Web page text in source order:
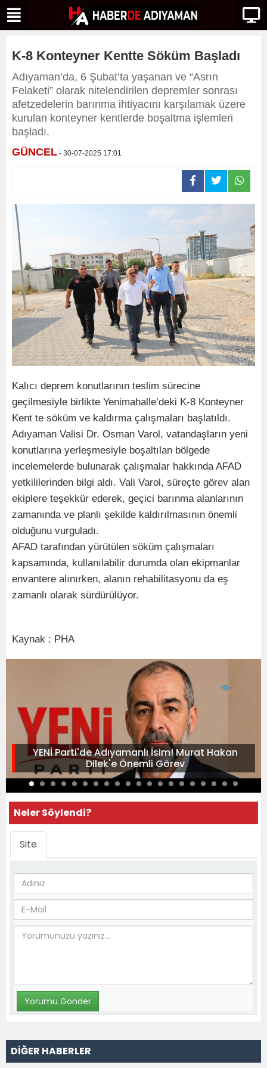
K-8 Konteyner Kentte Söküm Başladı
Adıyaman’da, 6 Şubat’ta yaşanan ve “Asrın
Felaketi” olarak nitelendirilen depremler sonrası
afetzedelerin barınma ihtiyacını karşılamak üzere
kurulan konteyner kentlerde boşaltma işlemleri
başladı.
GÜNCEL - 30-07-2025 17:01
Kalıcı deprem konutlarının teslim sürecine
geçilmesiyle birlikte Yenimahalle’deki K-8 Konteyner
Kent te söküm ve kaldırma çalışmaları başlatıldı.
Adıyaman Valisi Dr. Osman Varol, vatandaşların yeni
konutlarına yerleşmesiyle boşaltılan bölgede
incelemelerde bulunarak çalışmalar hakkında AFAD
yetkililerinden bilgi aldı. Vali Varol, süreçte görev alan
ekiplere teşekkür ederek, geçici barınma alanlarının
zamanında ve planlı şekilde kaldırılmasının önemli
olduğunu vurguladı.
AFAD tarafından yürütülen söküm çalışmaları
kapsamında, kullanılabilir durumda olan ekipmanlar
envantere alınırken, alanın rehabilitasyonu da eş
zamanlı olarak sürdürülüyor.
Kaynak : PHA
YENİ Parti'de Adıyamanlı İsim! Murat Hakan
Dilek'e Önemli Görev
Neler Söylendi?
Site
DİĞER HABERLER